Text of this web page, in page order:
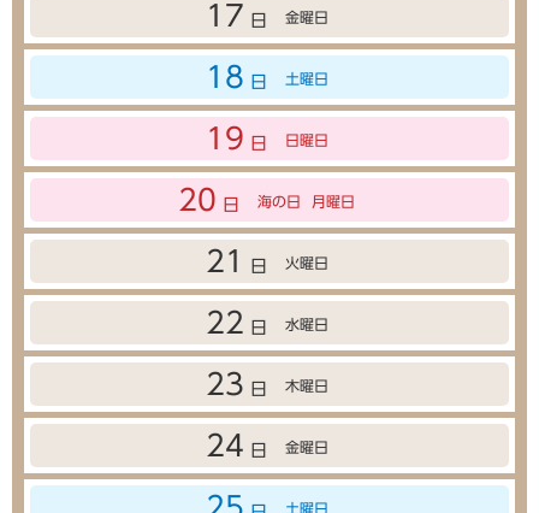
17 日 金曜日
18 日 土曜日
19 日 日曜日
20 日 海の日 月曜日
21 日 火曜日
22 日 水曜日
23 日 木曜日
24 日 金曜日
25 土曜日